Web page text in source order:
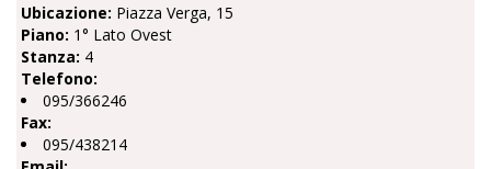
Ubicazione: Piazza Verga, 15
Piano: 1° Lato Ovest
Stanza: 4
Telefono:
095/366246
Fax:
095/438214